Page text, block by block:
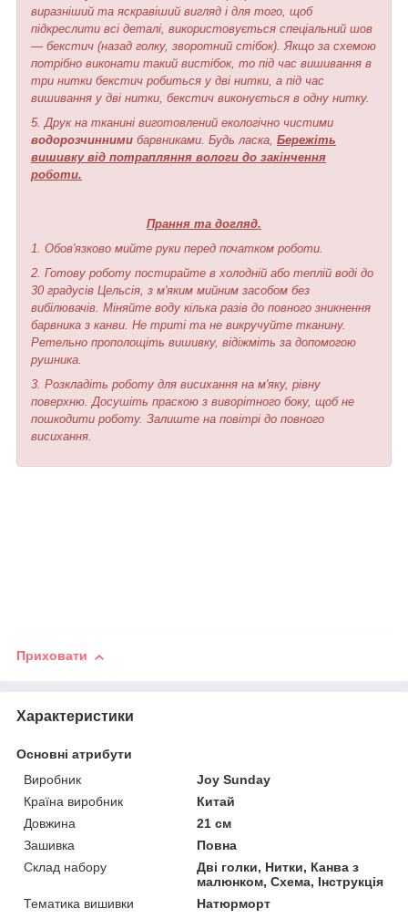
виразніший та яскравіший вигляд і для того, щоб
підкреслити всі деталі, використовується спеціальний шов
— бекстич (назад голку, зворотний стібок). Якщо за схемою
потрібно виконати такий вистібок, то під час вишивання в
три нитки бекстич робиться у дві нитки, а під час
вишивання у дві нитки, бекстич виконується в одну нитку.
5. Друк на тканині виготовлений екологічно чистими
водорозчинними барвниками. Будь ласка, Бережіть
вишивку від потрапляння вологи до закінчення
роботи.
Прання та догляд.
1. Обов'язково мийте руки перед початком роботи.
2. Готову роботу постирайте в холодній або теплій воді до
30 градусів Цельсія, з м'яким мийним засобом без
вибілювачів. Міняйте воду кілька разів до повного зникнення
барвника з канви. Не триті та не викручуйте тканину.
Ретельно прополощіть вишивку, відіжміть за допомогою
рушника.
3. Розкладіть роботу для висихання на м'яку, рівну
поверхню. Досушіть праскою з виворітного боку, щоб не
пошкодити роботу. Залиште на повітрі до повного
висихання.
Приховати
Характеристики
Основні атрибути
Виробник
Joy Sunday
Країна виробник
Китай
Довжина
21 см
Зашивка
Повна
Склад набору
Дві голки, Нитки, Канва з
малюнком, Схема, Інструкція
Тематика вишивки
Натюрморт